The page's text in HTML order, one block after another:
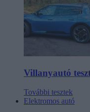
Villanyautó
További tesztek
Elektromos autó